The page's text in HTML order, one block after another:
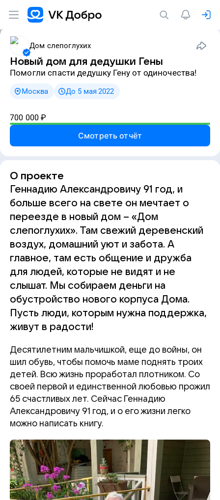
Дом слепоглухих
Новый дом для дедушки Гены
Помогли спасти дедушку Гену от одиночества!
Москва До 5 мая 2022
700 000 ₽
Смотреть отчёт
О проекте
Геннадию Александровичу 91 год, и
больше всего на свете он мечтает о
переезде в новый дом – «Дом
слепоглухих». Там свежий деревенский
воздух, домашний уют и забота. А
главное, там есть общение и дружба
для людей, которые не видят и не
слышат. Мы собираем деньги на
обустройство нового корпуса Дома.
Пусть люди, которым нужна поддержка,
живут в радости!
Десятилетним мальчишкой, еще до войны, он
шил обувь, чтобы помочь маме поднять троих
детей. Всю жизнь проработал плотником. Со
своей первой и единственной любовью прожил
65 счастливых лет. Сейчас Геннадию
Александровичу 91 год, и о его жизни легко
можно написать книгу.